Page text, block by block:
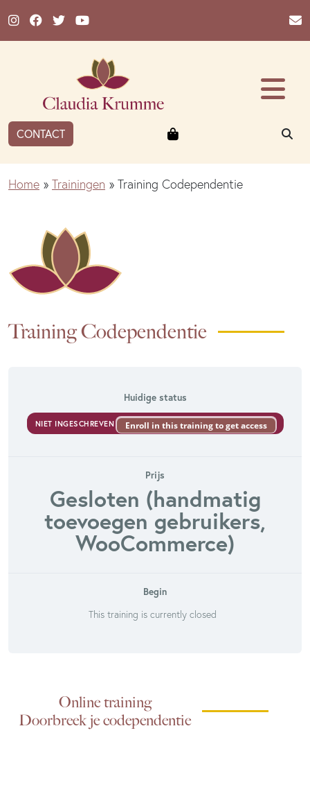
CONTACT Winkelmandje
Home » Trainingen » Training Codependentie
Training Codependentie
Huidige status
NIET INGESCHREVEN Enroll in this training to get access
Prijs
Gesloten (handmatig
toevoegen gebruikers,
WooCommerce)
Begin
This training is currently closed
Online training
Doorbreek je codependentie